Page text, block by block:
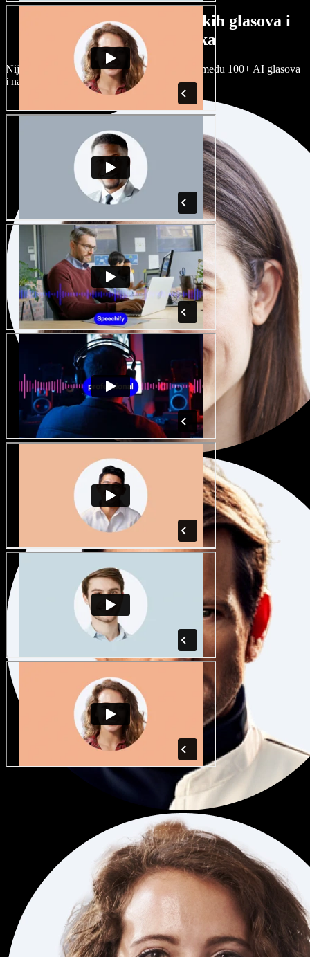
Veliki izbor muških i ženskih glasova i
raznih naglasaka
Nijedan projekt ne mora zvučati isto. Birajte među 100+ AI glasova
i naglasaka i prilagodite ih sebi.